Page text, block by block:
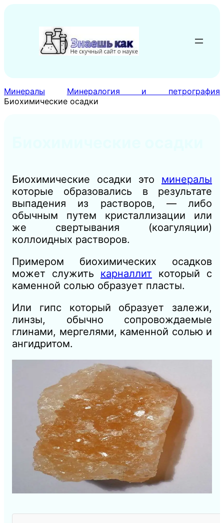
содержимому
Минералы
Минералогия и петрография
Биохимические осадки
Биохимические осадки это минералы
которые образовались в результате
выпадения из растворов, — либо
обычным путем кристаллизации или
же свертывания (коагуляции)
коллоидных растворов.
Примером биохимических осадков
может служить карналлит который с
каменной солью образует пласты.
Или гипс который образует залежи,
линзы, обычно сопровождаемые
глинами, мергелями, каменной солью и
ангидритом.